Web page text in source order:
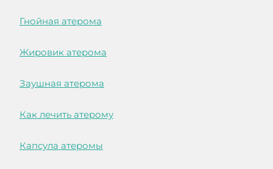
Гнойная атерома
Жировик атерома
Заушная атерома
Как лечить атерому
Капсула атеромы